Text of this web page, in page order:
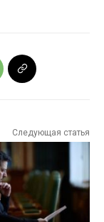
Следующая статья